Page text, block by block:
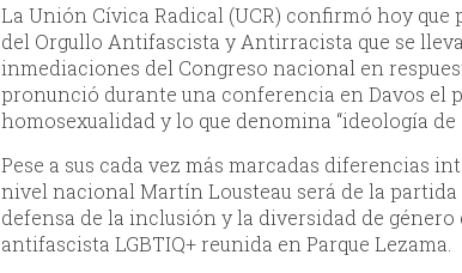
La Unión Cívica Radical (UCR) confirmó hoy
del Orgullo Antifascista y Antirracista que se
inmediaciones del Congreso nacional en
pronunció durante una conferencia en Davos el
homosexualidad y lo que denomina “ideología de
Pese a sus cada vez más marcadas diferencias
nivel nacional Martín Lousteau será de la
defensa de la inclusión y la diversidad de género
antifascista LGBTIQ+ reunida en Parque Lezama.